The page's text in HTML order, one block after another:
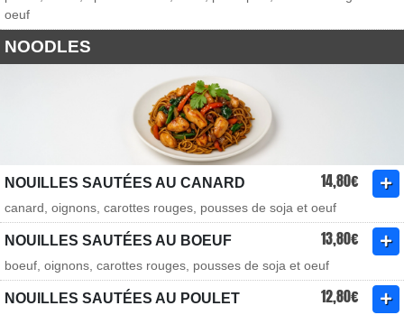
oeuf
NOODLES
NOUILLES SAUTÉES AU CANARD 14,80€
canard, oignons, carottes rouges, pousses de soja et oeuf
NOUILLES SAUTÉES AU BOEUF 13,80€
boeuf, oignons, carottes rouges, pousses de soja et oeuf
NOUILLES SAUTÉES AU POULET 12,80€